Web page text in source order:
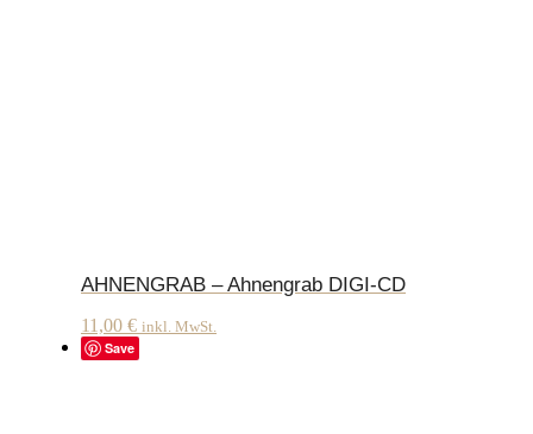
AHNENGRAB – Ahnengrab DIGI-CD
11,00 € inkl. MwSt.
Save